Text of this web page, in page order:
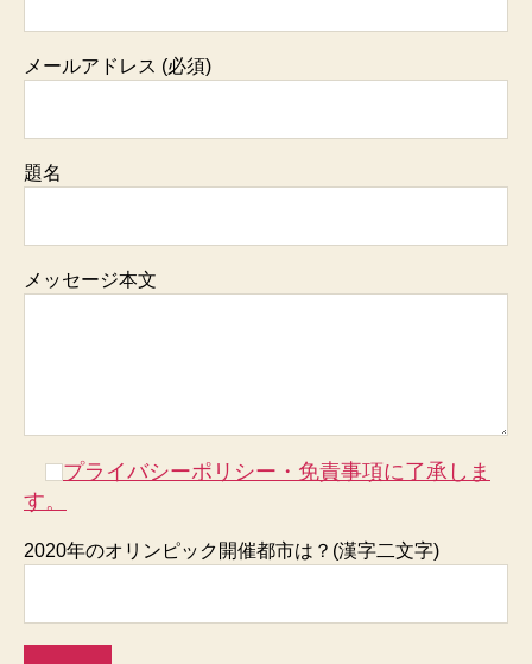
メールアドレス (必須)
題名
メッセージ本文
プライバシーポリシー・免責事項に了承しま
す。
2020年のオリンピック開催都市は？(漢字二文字)